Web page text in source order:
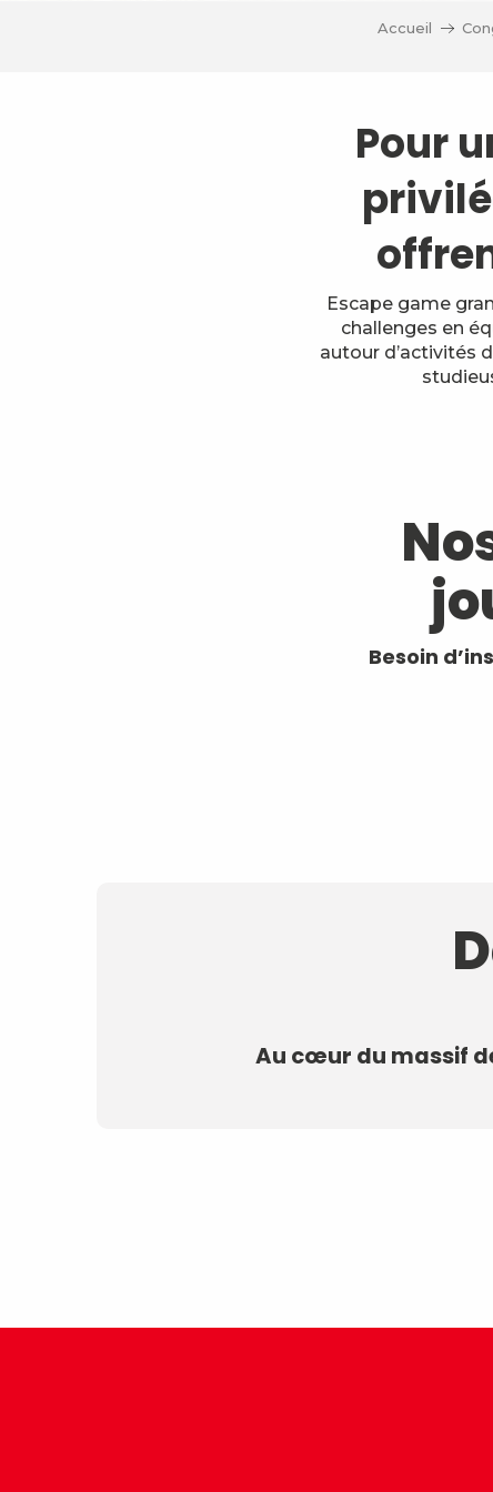
Accueil
Pour
Escape game
challenges en
autour d’activités
La Grande évasion : Escape Game et Concepts de
Besoin
Au cœur du massif